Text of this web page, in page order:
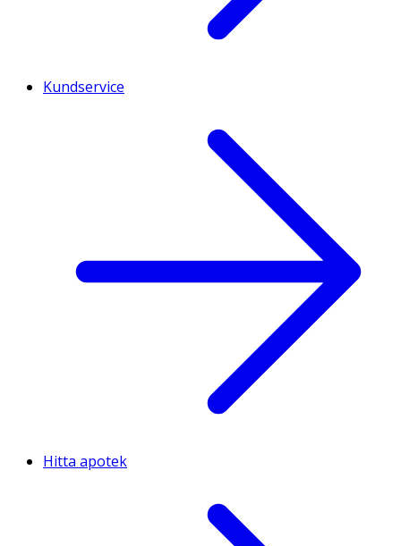
Kundservice
Hitta apotek